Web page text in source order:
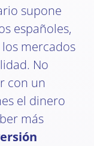
supone
españoles,
mercados
No
con un
el dinero
más